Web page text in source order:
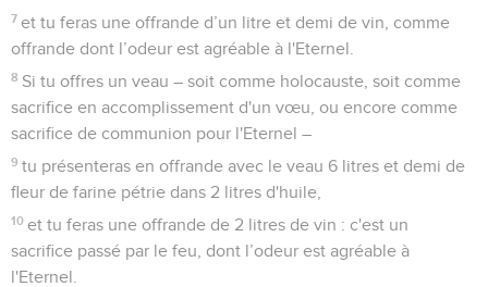
7 et tu feras une offrande d’un litre et demi de vin, comme
offrande dont l’odeur est agréable à l'Eternel.
8 Si tu offres un veau – soit comme holocauste, soit comme
sacrifice en accomplissement d'un vœu, ou encore comme
sacrifice de communion pour l'Eternel –
9 tu présenteras en offrande avec le veau 6 litres et demi de
fleur de farine pétrie dans 2 litres d'huile,
10 et tu feras une offrande de 2 litres de vin : c'est un
sacrifice passé par le feu, dont l’odeur est agréable à
l'Eternel.